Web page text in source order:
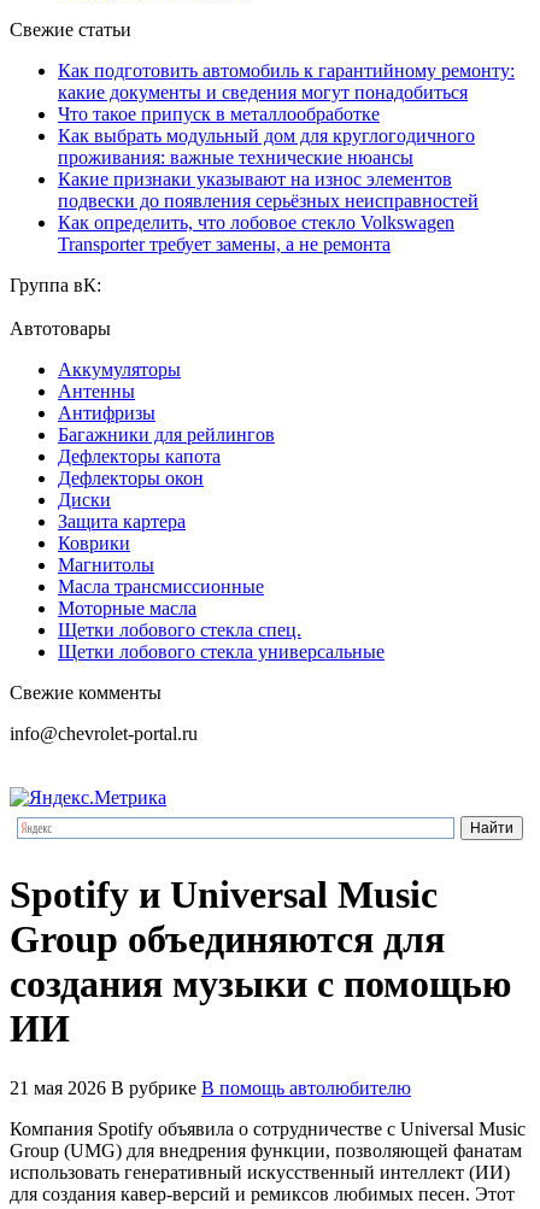
Свежие статьи
Как подготовить автомобиль к гарантийному ремонту:
какие документы и сведения могут понадобиться
Что такое припуск в металлообработке
Как выбрать модульный дом для круглогодичного
проживания: важные технические нюансы
Какие признаки указывают на износ элементов
подвески до появления серьёзных неисправностей
Как определить, что лобовое стекло Volkswagen
Transporter требует замены, а не ремонта
Группа вК:
Автотовары
Аккумуляторы
Антенны
Антифризы
Багажники для рейлингов
Дефлекторы капота
Дефлекторы окон
Диски
Защита картера
Коврики
Магнитолы
Масла трансмиссионные
Моторные масла
Щетки лобового стекла спец.
Щетки лобового стекла универсальные
Свежие комменты
info@chevrolet-portal.ru
Spotify и Universal Music
Group объединяются для
создания музыки с помощью
ИИ
21 мая 2026 В рубрике В помощь автолюбителю
Компания Spotify объявила о сотрудничестве с Universal Music
Group (UMG) для внедрения функции, позволяющей фанатам
использовать генеративный искусственный интеллект (ИИ)
для создания кавер-версий и ремиксов любимых песен. Этот